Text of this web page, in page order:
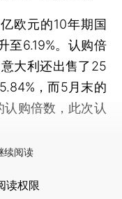
元的10年期国
至6.19%。认购倍
大利还出售了25
，而5月末的
购倍数，此次认
续阅读
读权限